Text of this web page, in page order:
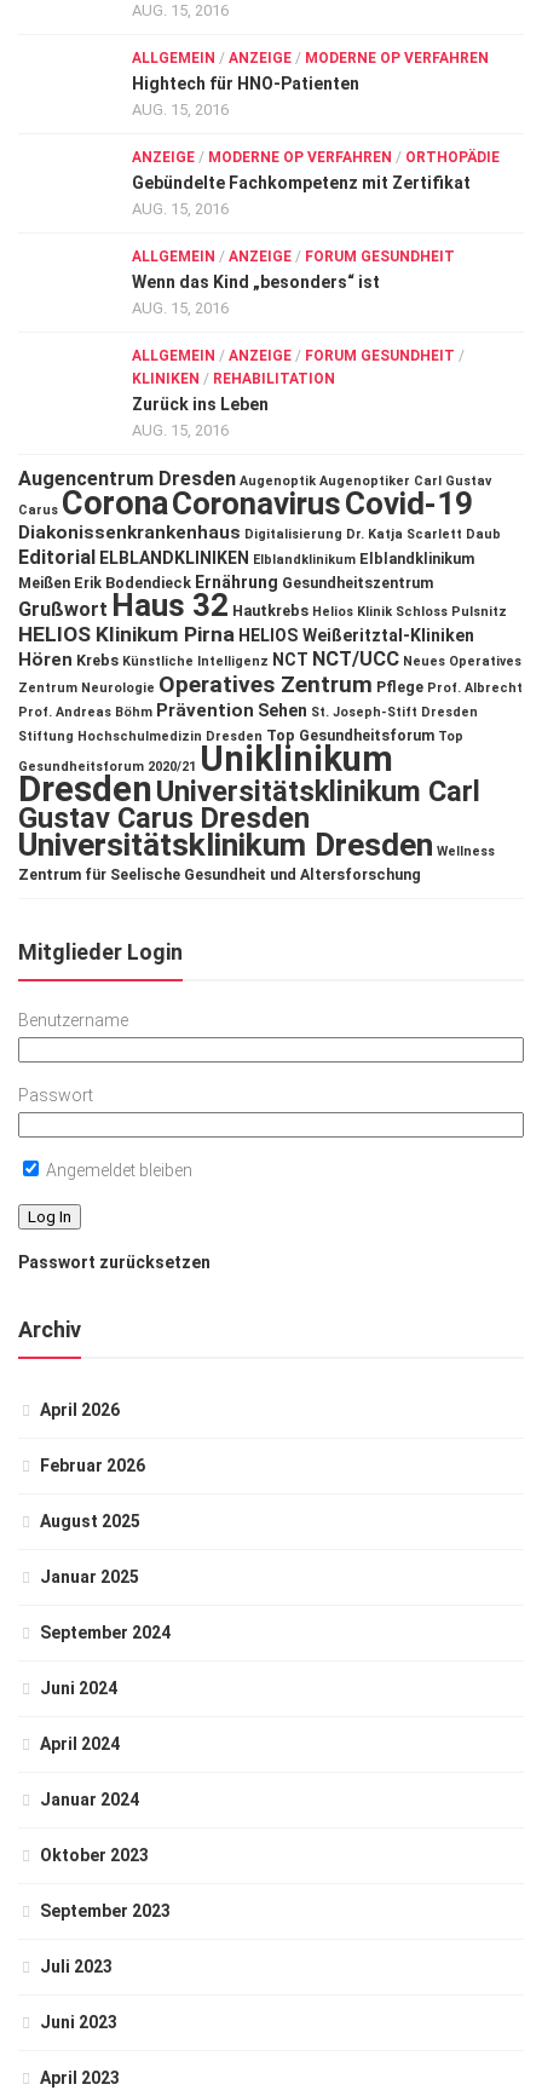
AUG. 15, 2016
ALLGEMEIN / ANZEIGE / MODERNE OP VERFAHREN
Hightech für HNO-Patienten
AUG. 15, 2016
ANZEIGE / MODERNE OP VERFAHREN / ORTHOPÄDIE
Gebündelte Fachkompetenz mit Zertifikat
AUG. 15, 2016
ALLGEMEIN / ANZEIGE / FORUM GESUNDHEIT
Wenn das Kind „besonders“ ist
AUG. 15, 2016
ALLGEMEIN / ANZEIGE / FORUM GESUNDHEIT /
KLINIKEN / REHABILITATION
Zurück ins Leben
AUG. 15, 2016
Augencentrum Dresden Augenoptik Augenoptiker Carl Gustav
Carus CoronaCoronavirusCovid-19
Diakonissenkrankenhaus Digitalisierung Dr. Katja Scarlett Daub
Editorial ELBLANDKLINIKEN Elblandklinikum Elblandklinikum
Meißen Erik Bodendieck Ernährung Gesundheitszentrum
Grußwort Haus 32 Hautkrebs Helios Klinik Schloss Pulsnitz
HELIOS Klinikum Pirna HELIOS Weißeritztal-Kliniken
Hören Krebs Künstliche Intelligenz NCT NCT/UCC Neues Operatives
Zentrum Neurologie Operatives Zentrum Pflege Prof. Albrecht
Prof. Andreas Böhm Prävention Sehen St. Joseph-Stift Dresden
Stiftung Hochschulmedizin Dresden Top Gesundheitsforum Top
Gesundheitsforum 2020/21 Uniklinikum
DresdenUniversitätsklinikum Carl
Gustav Carus Dresden
Universitätsklinikum Dresden Wellness
Zentrum für Seelische Gesundheit und Altersforschung
Mitglieder Login
Benutzername
Passwort
Angemeldet bleiben
Passwort zurücksetzen
Archiv
April 2026
Februar 2026
August 2025
Januar 2025
September 2024
Juni 2024
April 2024
Januar 2024
Oktober 2023
September 2023
Juli 2023
Juni 2023
April 2023